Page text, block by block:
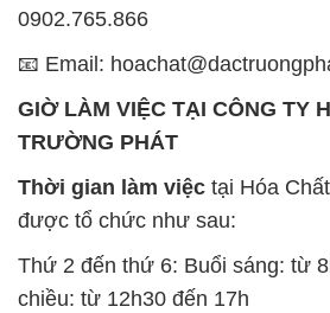
Chúng tôi rất trân trọng thời gian
thủ giờ làm việc để đảm bảo sự
khách hàng và đảm bảo hiệu
nhất của nhân viên.
BẢN ĐỒ MAP TẠI CÔNG TY
TRƯỜNG PHÁT
ĐỊA CHỈ: 1229C Quốc lộ 1A,
Đông B, Quận Bình Tân, Sài